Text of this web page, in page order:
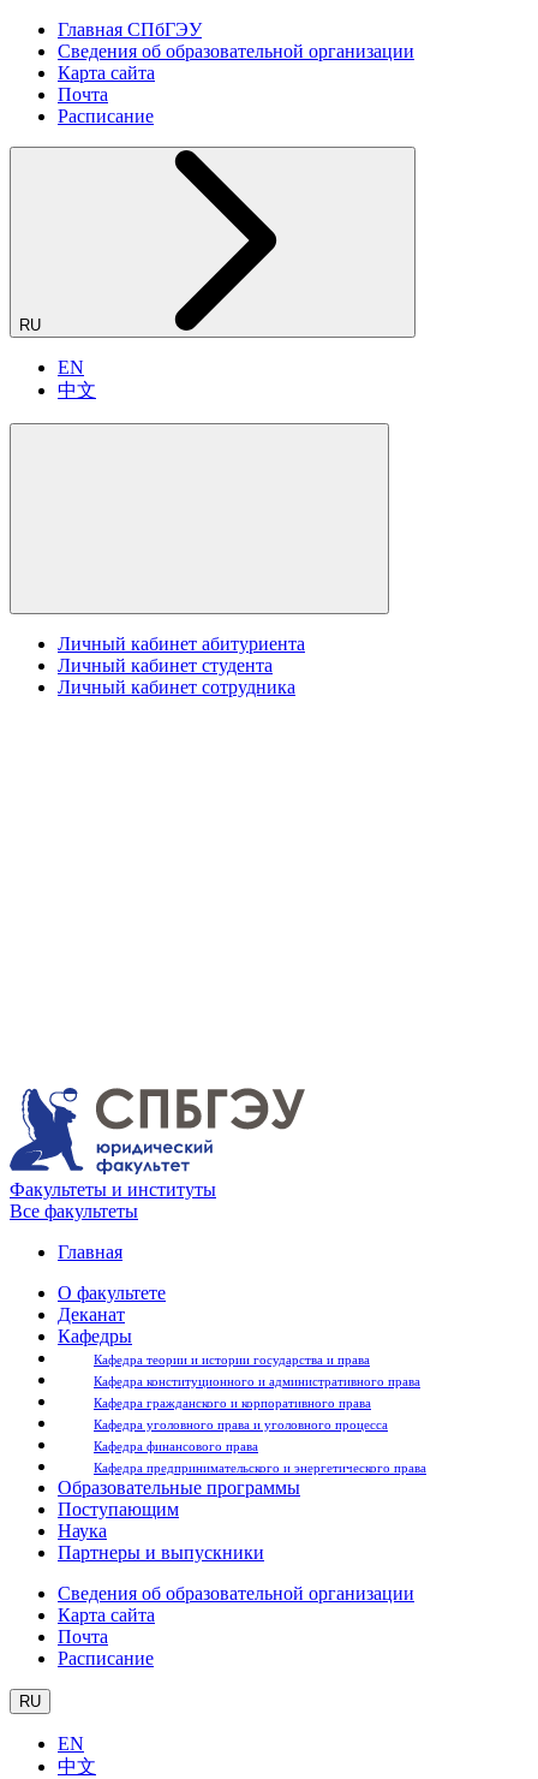
Главная СПбГЭУ
Сведения об образовательной организации
Карта сайта
Почта
Расписание
RU
EN
中文
Личный кабинет абитуриента
Личный кабинет студента
Личный кабинет сотрудника
Факультеты и институты
Все факультеты
Главная
О факультете
Деканат
Кафедры
Кафедра теории и истории государства и права
Кафедра конституционного и административного права
Кафедра гражданского и корпоративного права
Кафедра уголовного права и уголовного процесса
Кафедра финансового права
Кафедра предпринимательского и энергетического права
Образовательные программы
Поступающим
Наука
Партнеры и выпускники
Сведения об образовательной организации
Карта сайта
Почта
Расписание
RU
EN
中文